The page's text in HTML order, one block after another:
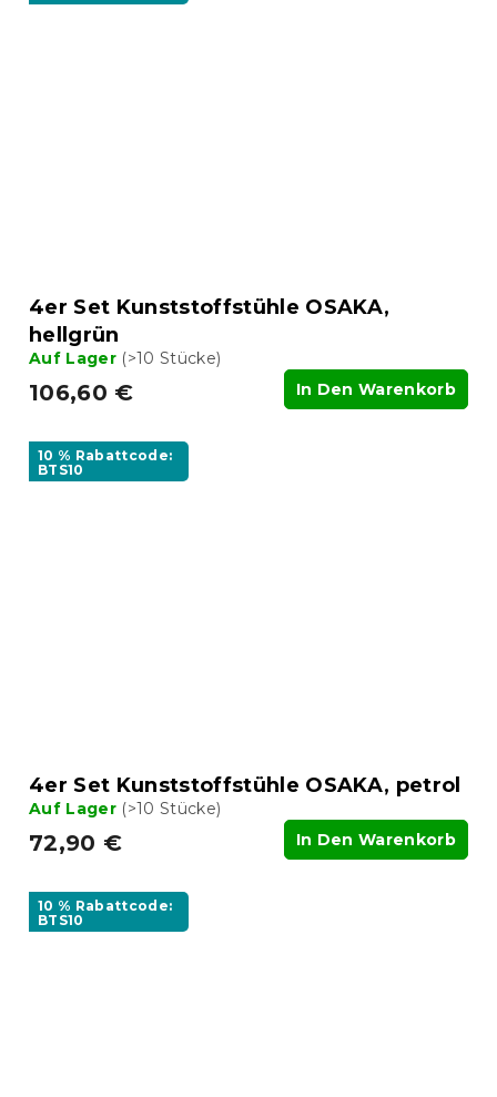
4er Set Kunststoffstühle OSAKA,
hellgrün
Auf Lager (>10 Stücke)
106,60 € In Den Warenkorb
10 % Rabattcode:
BTS10
4er Set Kunststoffstühle OSAKA, petrol
Auf Lager (>10 Stücke)
72,90 € In Den Warenkorb
10 % Rabattcode:
BTS10